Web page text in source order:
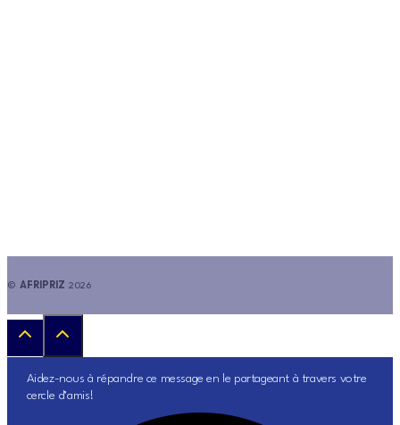
© AFRIPRIZ 2026
Aidez-nous à répandre ce message en le partageant à travers votre
cercle d’amis!